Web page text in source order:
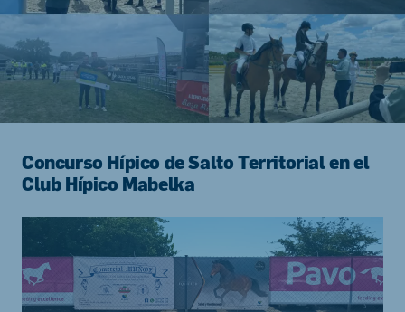
Concurso Hípico de Salto Territorial en el
Club Hípico Mabelka